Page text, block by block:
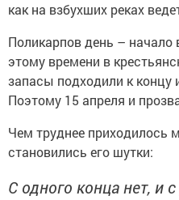
как на взбухших реках
Поликарпов день – начало
этому времени в
запасы подходили к концу
Поэтому 15 апреля и
Чем труднее приходилось
становились его шутки:
С одного конца нет, и